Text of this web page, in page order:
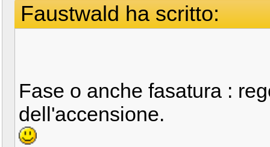
Faustwald ha scritto:
Fase o anche fasatura :
dell'accensione.